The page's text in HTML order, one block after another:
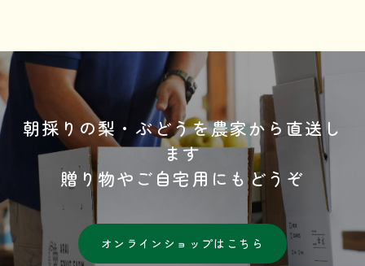
朝採りの梨・ぶどうを農家から直送し
ます
贈り物やご自宅用にもどうぞ
オンラインショップはこちら